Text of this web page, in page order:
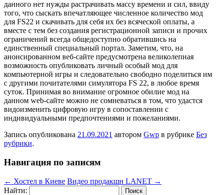
данного нет нужды растрачивать массу времени и сил, ввиду
того, что сыскать впечатляющее численное количество мод
для FS22 и скачивать для себя их без всяческой оплаты, а
вместе с тем без создания регистрационной записи и прочих
ограничений всегда общедоступно обратившись на
единственный специальный портал. Заметим, что, на
анонсированном веб-сайте предусмотрена великолепная
возможность опубликовать личный особый мод для
компьютерной игры и следовательно свободно поделиться им
с другими почитателями симулятора FS 22, в любое время
суток. Принимая во внимание огромное обилие мод на
данном web-сайте можно не сомневаться в том, что удастся
видоизменить цифровую игру в сопоставлении с
индивидуальными предпочтениями и пожеланиями.
Запись опубликована 21.09.2021 автором Gwp в рубрике Без
рубрики.
Навигация по записям
← Хостел в Киеве Видео продакшн LANET →
Найти: